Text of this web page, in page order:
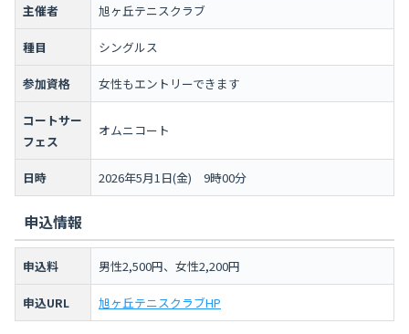
主催者 旭ヶ丘テニスクラブ
種目 シングルス
参加資格 女性もエントリーできます
コートサー
フェス
オムニコート
日時 2026年5月1日(金) 9時00分
申込情報
申込料 男性2,500円、女性2,200円
申込URL 旭ヶ丘テニスクラブHP